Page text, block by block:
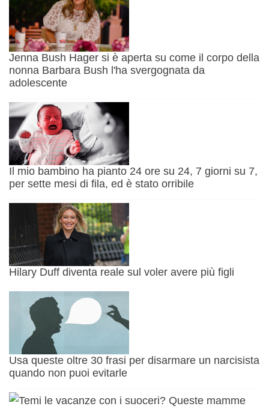
Jenna Bush Hager si è aperta su come il corpo della
nonna Barbara Bush l'ha svergognata da
adolescente
Il mio bambino ha pianto 24 ore su 24, 7 giorni su 7,
per sette mesi di fila, ed è stato orribile
Hilary Duff diventa reale sul voler avere più figli
Usa queste oltre 30 frasi per disarmare un narcisista
quando non puoi evitarle